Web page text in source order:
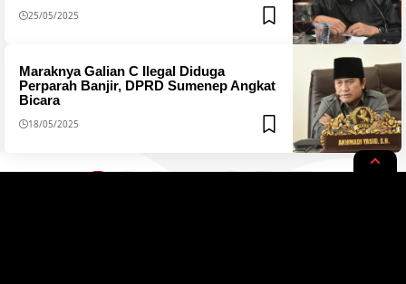
25/05/2025
Maraknya Galian C Ilegal Diduga
Perparah Banjir, DPRD Sumenep Angkat
Bicara
18/05/2025